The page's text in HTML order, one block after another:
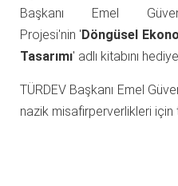
Başkanı Emel
Projesi'nin 'Döngüsel
Tasarımı' adlı kitabını
TÜRDEV Başkanı Emel
nazik misafirperverlikleri için